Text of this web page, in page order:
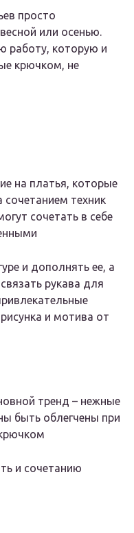
просто
или осенью.
работу, которую и
крючком, не
на платья, которые
техник
сочетать в себе
и дополнять ее, а
рукава для
и мотива от
тренд – нежные
быть облегчены при
и сочетанию